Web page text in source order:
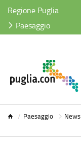
Regione Puglia
Paesaggio
Paesaggio News